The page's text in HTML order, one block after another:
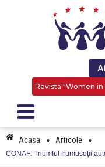
Revista "Women
Acasa » Articole »
CONAF: Triumful frumuseții